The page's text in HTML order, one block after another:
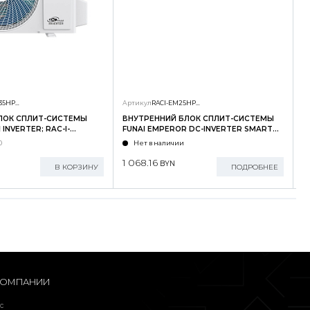
RAC-I-SG35HP.D01/U
СПЛИТ-СИСТЕМЫ
INVERTER; RAC-I-
В КОРЗИНУ
Артикул RACI-EM25HP.D04/S
ВНУТРЕННИЙ БЛОК СПЛИТ-СИСТЕМЫ
FUNAI EMPEROR DC-INVERTER SMART
EYE; RACI-EM25HP.D04/S
Нет в наличии
1 068.16 BYN ПОДРОБНЕЕ